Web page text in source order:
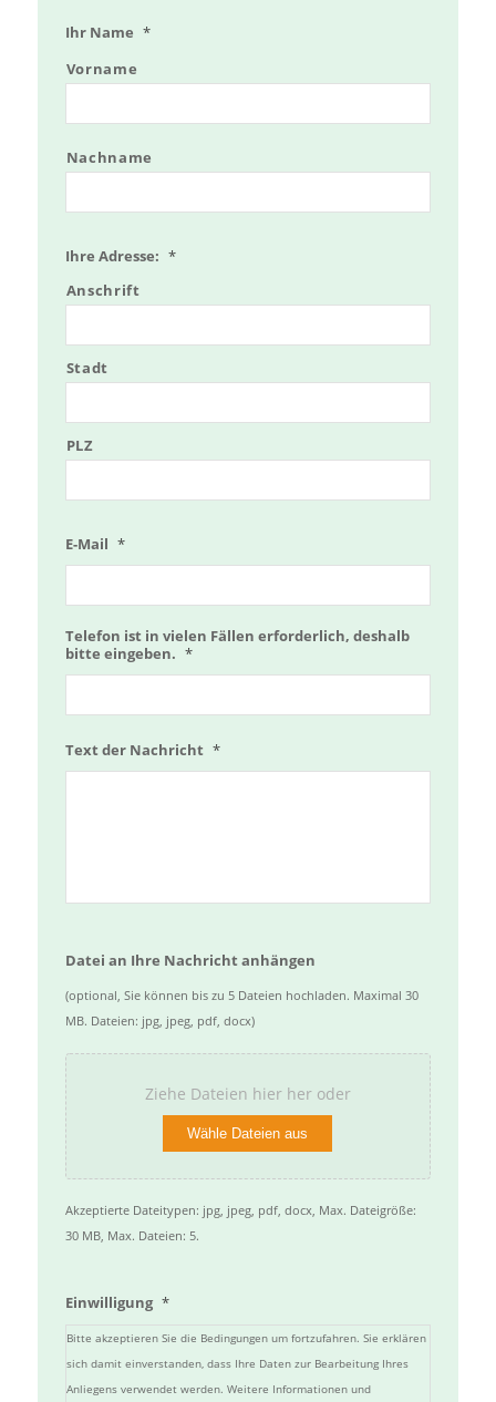
Ihr Name *
Vorname
Nachname
Ihre Adresse: *
Anschrift
Stadt
PLZ
E-Mail *
Telefon ist in vielen Fällen erforderlich, deshalb
bitte eingeben. *
Text der Nachricht *
Datei an Ihre Nachricht anhängen
(optional, Sie können bis zu 5 Dateien hochladen. Maximal 30
MB. Dateien: jpg, jpeg, pdf, docx)
Ziehe Dateien hier her oder
Wähle Dateien aus
Akzeptierte Dateitypen: jpg, jpeg, pdf, docx, Max. Dateigröße:
30 MB, Max. Dateien: 5.
Einwilligung *
Bitte akzeptieren Sie die Bedingungen um fortzufahren. Sie erklären
sich damit einverstanden, dass Ihre Daten zur Bearbeitung Ihres
Anliegens verwendet werden. Weitere Informationen und